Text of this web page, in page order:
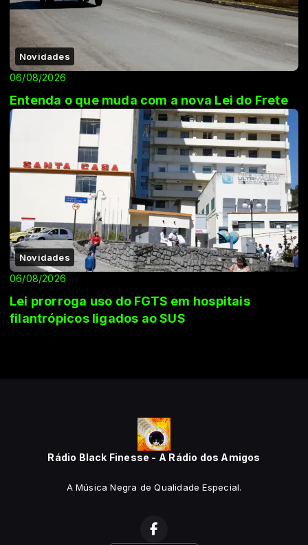
Novidades
06/08/2026
Entenda o que muda com a nova Lei do Frete
Novidades
06/08/2026
Lei prorroga uso do FGTS em hospitais
filantrópicos ligados ao SUS
Rádio Black Finesse - A Rádio dos Amigos
A Música Negra de Qualidade Especial.